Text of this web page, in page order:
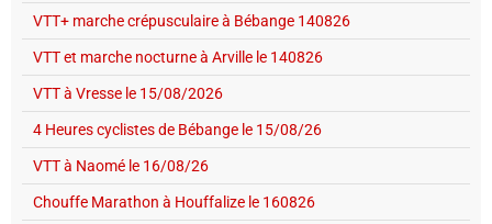
VTT+ marche crépusculaire à Bébange 140826
VTT et marche nocturne à Arville le 140826
VTT à Vresse le 15/08/2026
4 Heures cyclistes de Bébange le 15/08/26
VTT à Naomé le 16/08/26
Chouffe Marathon à Houffalize le 160826